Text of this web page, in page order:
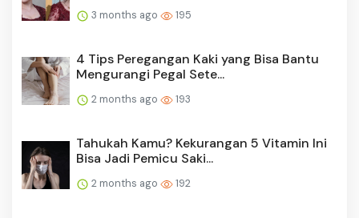
3 months ago 195
4 Tips Peregangan Kaki yang Bisa Bantu
Mengurangi Pegal Sete...
2 months ago 193
Tahukah Kamu? Kekurangan 5 Vitamin Ini
Bisa Jadi Pemicu Saki...
2 months ago 192